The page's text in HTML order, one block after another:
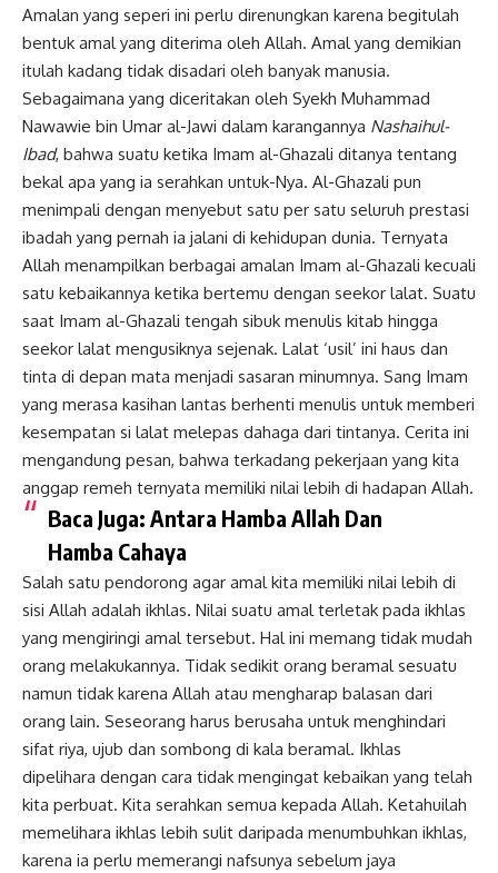
Amalan yang seperi ini perlu direnungkan karena begitulah
bentuk amal yang diterima oleh Allah. Amal yang demikian
itulah kadang tidak disadari oleh banyak manusia.
Sebagaimana yang diceritakan oleh Syekh Muhammad
Nawawie bin Umar al-Jawi dalam karangannya Nashaihul-
Ibad, bahwa suatu ketika Imam al-Ghazali ditanya tentang
bekal apa yang ia serahkan untuk-Nya. Al-Ghazali pun
menimpali dengan menyebut satu per satu seluruh prestasi
ibadah yang pernah ia jalani di kehidupan dunia. Ternyata
Allah menampilkan berbagai amalan Imam al-Ghazali kecuali
satu kebaikannya ketika bertemu dengan seekor lalat. Suatu
saat Imam al-Ghazali tengah sibuk menulis kitab hingga
seekor lalat mengusiknya sejenak. Lalat ‘usil’ ini haus dan
tinta di depan mata menjadi sasaran minumnya. Sang Imam
yang merasa kasihan lantas berhenti menulis untuk memberi
kesempatan si lalat melepas dahaga dari tintanya. Cerita ini
mengandung pesan, bahwa terkadang pekerjaan yang kita
anggap remeh ternyata memiliki nilai lebih di hadapan Allah.
Baca Juga: Antara Hamba Allah Dan
Hamba Cahaya
Salah satu pendorong agar amal kita memiliki nilai lebih di
sisi Allah adalah ikhlas. Nilai suatu amal terletak pada ikhlas
yang mengiringi amal tersebut. Hal ini memang tidak mudah
orang melakukannya. Tidak sedikit orang beramal sesuatu
namun tidak karena Allah atau mengharap balasan dari
orang lain. Seseorang harus berusaha untuk menghindari
sifat riya, ujub dan sombong di kala beramal. Ikhlas
dipelihara dengan cara tidak mengingat kebaikan yang telah
kita perbuat. Kita serahkan semua kepada Allah. Ketahuilah
memelihara ikhlas lebih sulit daripada menumbuhkan ikhlas,
karena ia perlu memerangi nafsunya sebelum jaya